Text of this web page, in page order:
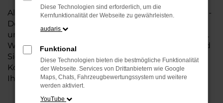
Als erfahrener Partner für Volkswagen in Nordwest-
Deutschland bietet Schmidt + Koch eine
umfangreiche Auswahl an aktuellen VW Modellen.
Wenn Sie einen Volkswagen kaufen möchten, sind
Sie bei uns genau richtig. Wir stehen für Qualität,
Kompetenz und individuellen Service rund um
Ihren neuen VW.
Diese Technologien sind erforderlich, um die
Kernfunktionalität der Webseite zu gewährleisten.
audaris
Funktional
Diese Technologien bieten die bestmögliche Funktionalität
der Webseite. Services von Drittanbietern wie Google
Maps, Chats, Fahrzeugbewertungssystem und weitere
werden aktiviert.
YouTube